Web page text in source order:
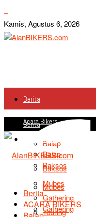
Kamis, Agustus 6, 2026
Berita
Acara Bikers
Balap
Baksos
Mubes
Gathering
Berita
Acara Bikers
Balap
Baksos
Mubes
Gathering
Touring
Berita
ACARA BIKERS